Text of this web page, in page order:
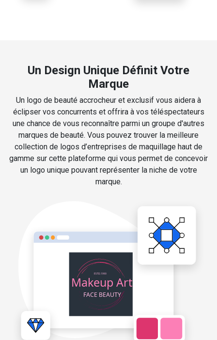
Un Design Unique Définit Votre
Marque
Un logo de beauté accrocheur et exclusif vous aidera à
éclipser vos concurrents et offrira à vos téléspectateurs
une chance de vous reconnaître parmi un groupe d'autres
marques de beauté. Vous pouvez trouver la meilleure
collection de logos d’entreprises de maquillage haut de
gamme sur cette plateforme qui vous permet de concevoir
un logo unique pouvant représenter la niche de votre
marque.